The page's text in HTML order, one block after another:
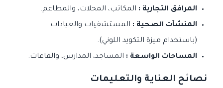
المرافق التجارية : المكاتب، المحلات، والمطاعم.
المنشآت الصحية : المستشفيات والعيادات
(باستخدام ميزة التكويد اللوني).
المساحات الواسعة : المساجد، المدارس، والقاعات.
نصائح العناية والتعليمات